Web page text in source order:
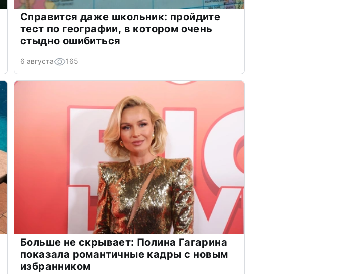
Справится даже школьник: пройдите
тест по географии, в котором очень
стыдно ошибиться
6 августа 165
Больше не скрывает: Полина Гагарина
показала романтичные кадры с новым
избранником